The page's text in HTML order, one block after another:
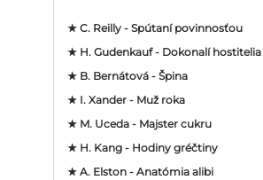
★ C. Reilly - Spútaní povinnosťou
★ H. Gudenkauf - Dokonalí hostitelia
★ B. Bernátová - Špina
★ I. Xander - Muž roka
★ M. Uceda - Majster cukru
★ H. Kang - Hodiny gréčtiny
★ A. Elston - Anatómia alibi